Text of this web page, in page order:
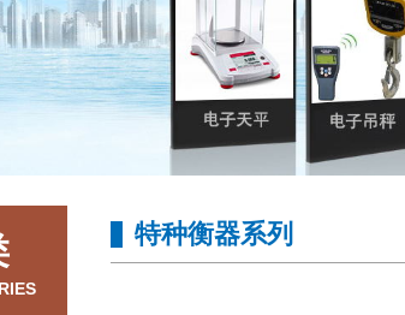
特种衡器系列